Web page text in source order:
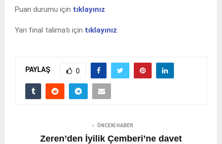
Puan durumu için tıklayınız.
Yarı final talimatı için tıklayınız.
PAYLAŞ 0
ÖNCEKI HABER
Zeren’den İyilik Çemberi’ne davet